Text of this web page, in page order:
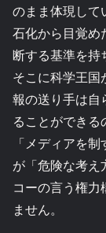
のまま体現して
石化から目覚め
断する基準を持
そこに科学王
報の送り手は自
ることができる
「メディアを
が「危険な考え
コーの言う権力
ません。